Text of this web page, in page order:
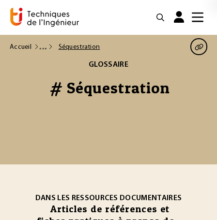
Accueil Séquestration
GLOSSAIRE
# Séquestration
DANS LES RESSOURCES DOCUMENTAIRES
Articles de références et